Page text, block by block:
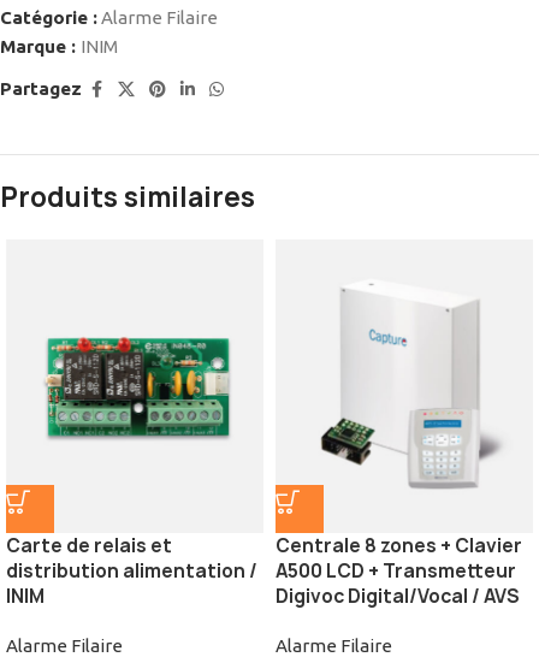
Catégorie :Alarme Filaire
Marque : INIM
Partagez
Produits similaires
Carte de relais et
distribution alimentation /
INIM
Alarme Filaire
Centrale 8 zones + Clavier
A500 LCD + Transmetteur
Digivoc Digital/Vocal / AVS
Alarme Filaire